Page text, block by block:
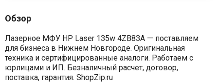
Обзор
Лазерное МФУ HP Laser 135w 4ZB83A — поставляем
для бизнеса в Нижнем Новгороде. Оригинальная
техника и сертифицированные аналоги. Работаем с
юрлицами и ИП. Безналичный расчет, договор,
поставка, гарантия. ShopZip.ru